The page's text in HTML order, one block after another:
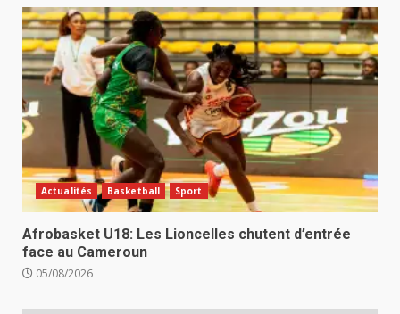
Actualités Basketball Sport
Afrobasket U18: Les Lioncelles chutent d’entrée
face au Cameroun
05/08/2026